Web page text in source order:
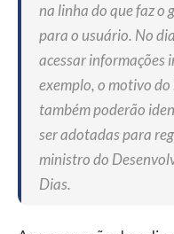
na linha do que faz o
para o usuário. No
acessar informações
exemplo, o motivo
também poderão
ser adotadas para
ministro do
Dias.